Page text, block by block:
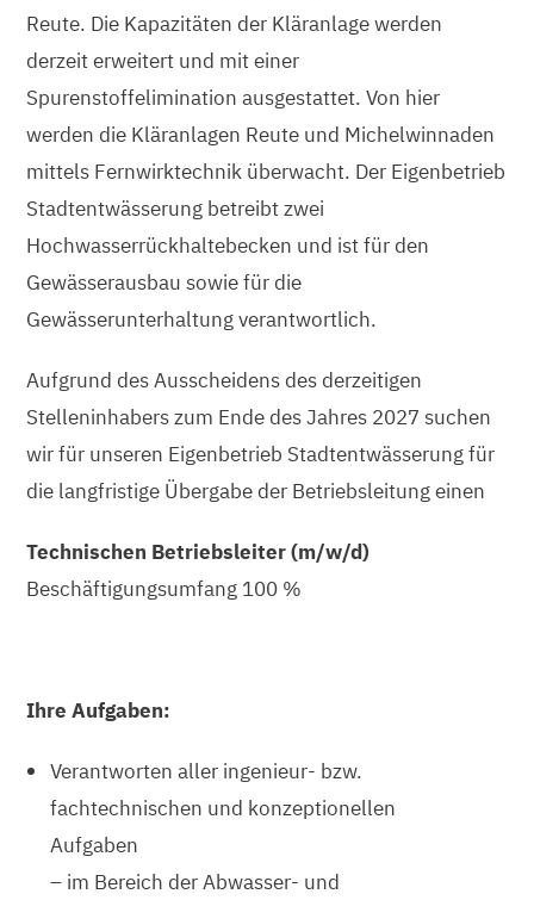
Reute. Die Kapazitäten der Kläranlage werden
derzeit erweitert und mit einer
Spurenstoffelimination ausgestattet. Von hier
werden die Kläranlagen Reute und Michelwinnaden
mittels Fernwirktechnik überwacht. Der Eigenbetrieb
Stadtentwässerung betreibt zwei
Hochwasserrückhaltebecken und ist für den
Gewässerausbau sowie für die
Gewässerunterhaltung verantwortlich.
Aufgrund des Ausscheidens des derzeitigen
Stelleninhabers zum Ende des Jahres 2027 suchen
wir für unseren Eigenbetrieb Stadtentwässerung für
die langfristige Übergabe der Betriebsleitung einen
Technischen Betriebsleiter (m/w/d)
Beschäftigungsumfang 100 %
Ihre Aufgaben:
Verantworten aller ingenieur- bzw.
fachtechnischen und konzeptionellen
Aufgaben
– im Bereich der Abwasser- und